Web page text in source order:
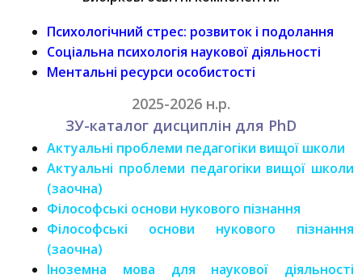
Психологічний стрес: розвиток і подолання
Соціальна психологія наукової діяльності
Ментальні ресурси особистості
2025-2026 н.р.
ЗУ-каталог дисциплін для PhD
Актуальні проблеми педагогіки вищої школи
Актуальні проблеми педагогіки вищої школи
(заочна)
Філософські основи нукового пізнання
Філософські основи нукового пізнання
(заочна)
Іноземна мова для наукової діяльності